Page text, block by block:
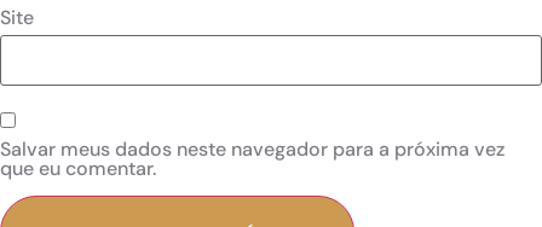
Site
Salvar meus dados neste navegador para a próxima vez
que eu comentar.